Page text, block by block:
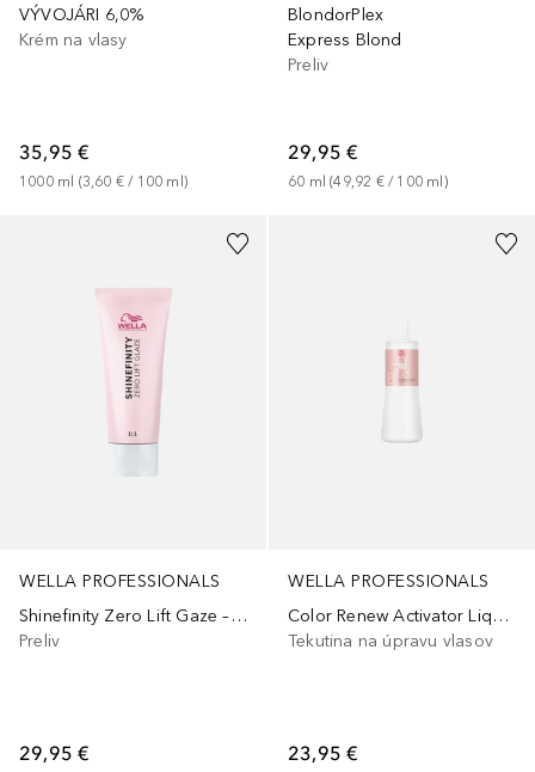
VÝVOJÁRI 6,0%
Krém na vlasy
35,95 €
1000 ml (3,60 € / 100 ml )
BlondorPlex
Express Blond
Preliv
29,95 €
60 ml (49,92 € / 100 ml )
WELLA PROFESSIONALS
Shinefinity Zero Lift Gaze – polotrvalé gélovo-krémové farbenie
Preliv
29,95 €
WELLA PROFESSIONALS
Color Renew Activator Liquid
Tekutina na úpravu vlasov
23,95 €